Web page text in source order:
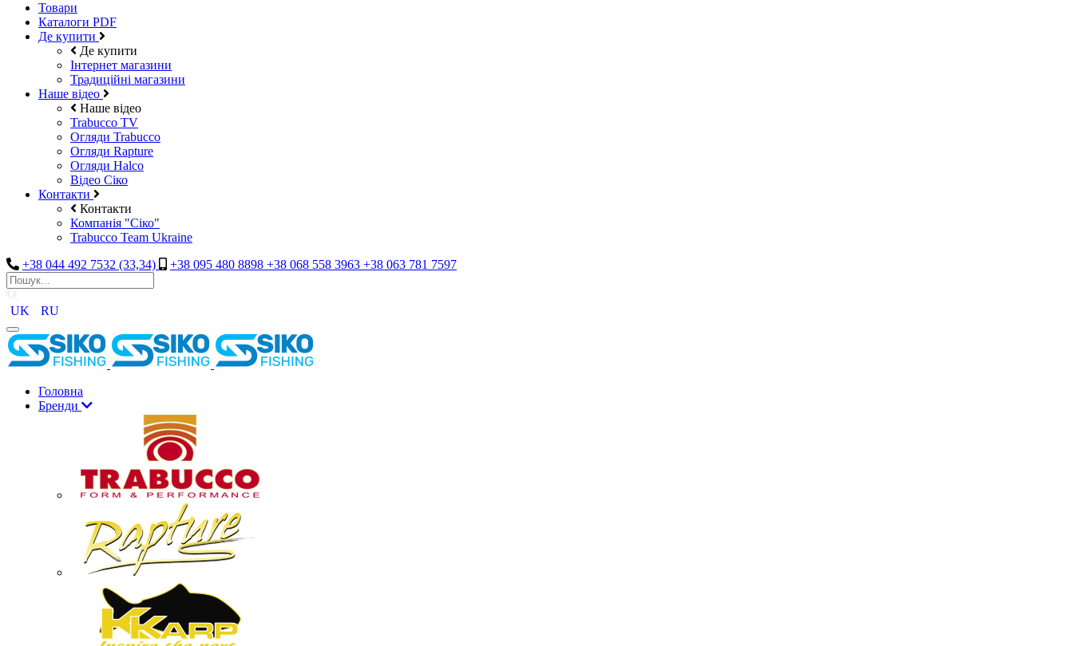
Товари
Каталоги PDF
Де купити
Де купити
Інтернет магазини
Традиційні магазини
Наше відео
Наше відео
Trabucco TV
Огляди Trabucco
Огляди Rapture
Огляди Halco
Відео Сіко
Контакти
Контакти
Компанія "Сіко"
Trabucco Team Ukraine
+38 044 492 7532 (33,34)
+38 095 480 8898 +38 068 558 3963 +38 063 781 7597
UK RU
Головна
Бренди